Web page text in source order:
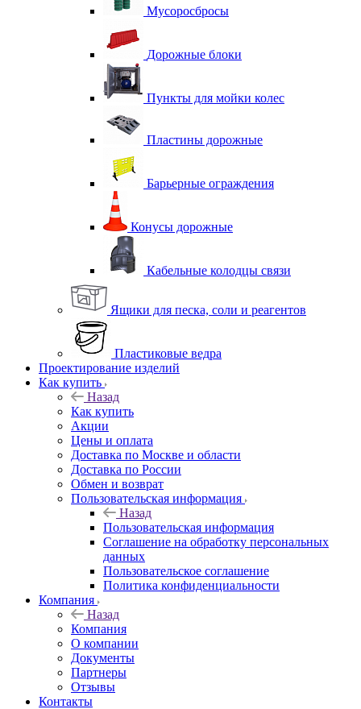
Мусоросбросы
Дорожные блоки
Пункты для мойки колес
Пластины дорожные
Барьерные ограждения
Конусы дорожные
Кабельные колодцы связи
Ящики для песка, соли и реагентов
Пластиковые ведра
Проектирование изделий
Как купить
Назад
Как купить
Акции
Цены и оплата
Доставка по Москве и области
Доставка по России
Обмен и возврат
Пользовательская информация
Назад
Пользовательская информация
Соглашение на обработку персональных
данных
Пользовательское соглашение
Политика конфиденциальности
Компания
Назад
Компания
О компании
Документы
Партнеры
Отзывы
Контакты